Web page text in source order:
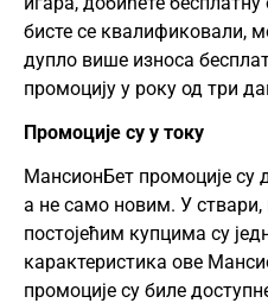
бисте се квалификовали,
дупло више износа
промоцију у року од три
Промоције су у току
МансионБет промоције су
а не само новим. У ствари,
постојећим купцима су
карактеристика ове
промоције су биле